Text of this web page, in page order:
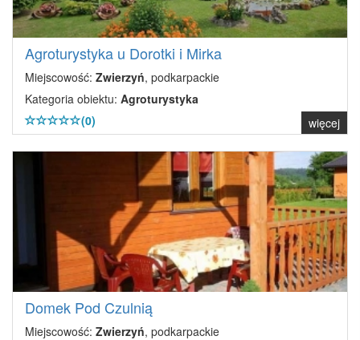
Agroturystyka u Dorotki i Mirka
Miejscowość: Zwierzyń, podkarpackie
Kategoria obiektu: Agroturystyka
(0)
więcej
Domek Pod Czulnią
Miejscowość: Zwierzyń, podkarpackie